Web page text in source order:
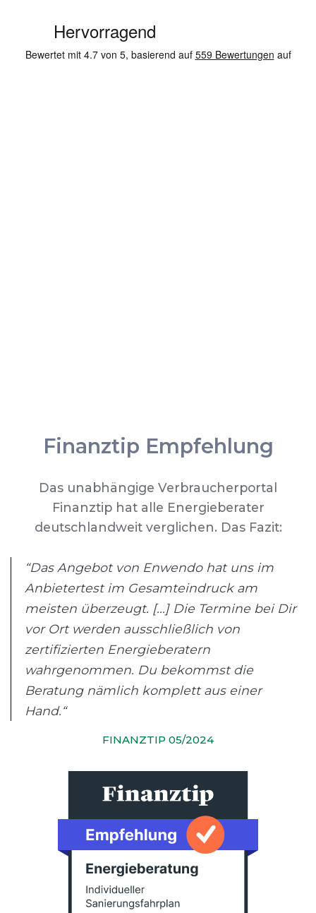
Finanztip Empfehlung
Das unabhängige Verbraucherportal
Finanztip hat alle Energieberater
deutschlandweit verglichen. Das Fazit:
“Das Angebot von Enwendo hat uns im
Anbietertest im Gesamteindruck am
meisten überzeugt. [...] Die Termine bei Dir
vor Ort werden ausschließlich von
zertifizierten Energieberatern
wahrgenommen. Du bekommst die
Beratung nämlich komplett aus einer
Hand.“
FINANZTIP 05/2024